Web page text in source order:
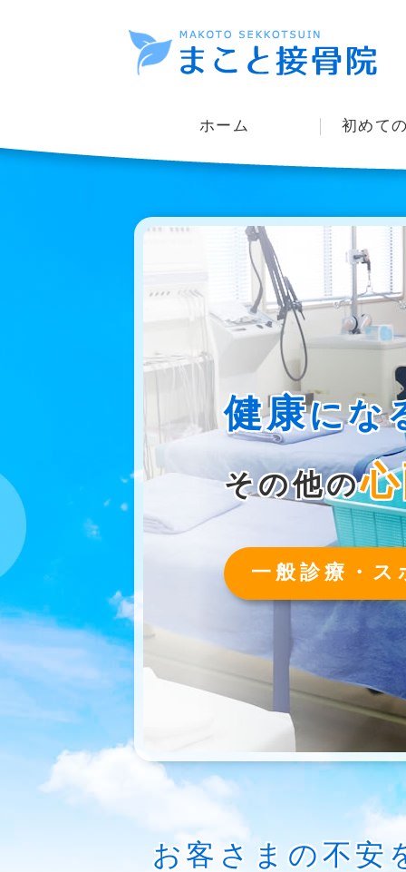
ホーム 初めて
健康にな
その他の
一般診療・
お客さまの不安